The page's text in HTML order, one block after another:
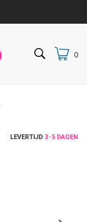
0
LEVERTIJD 3-5 DAGEN